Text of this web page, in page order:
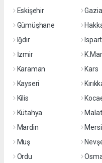
Eskişehir
Gümüşhane
Iğdır
İzmir
Karaman
Kars
Kayseri
Kilis
Kütahya
Mardin
Muş
Ordu